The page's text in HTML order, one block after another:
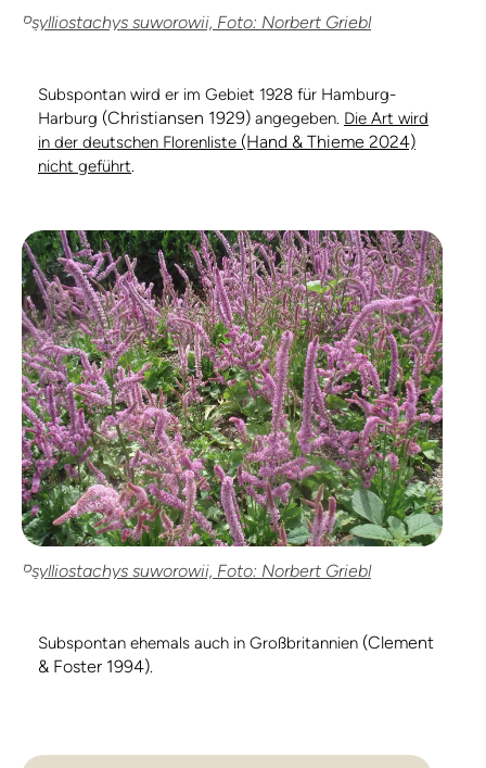
Psylliostachys suworowii, Foto: Norbert Griebl
Subspontan wird er im Gebiet 1928 für Hamburg-
Harburg (Christiansen 1929) angegeben. Die Art wird
in der deutschen Florenliste (Hand & Thieme 2024)
nicht geführt
Psylliostachys suworowii, Foto: Norbert Griebl
Subspontan ehemals auch in Großbritannien (Clement
& Foster 1994).